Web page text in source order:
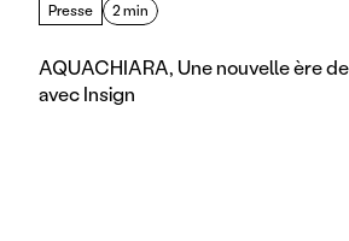
Presse 2 min
AQUACHIARA, Une nouvelle ère
avec Insign